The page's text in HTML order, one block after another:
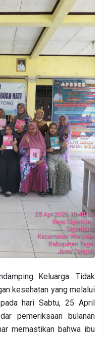
Keluarga. Tidak
kesehatan yang melalui
hari Sabtu, 25 April
pemeriksaan bulanan
memastikan bahwa ibu